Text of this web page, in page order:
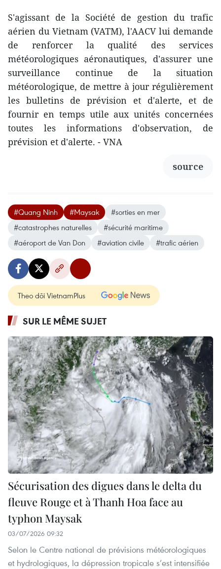
S'agissant de la Société de gestion du trafic
aérien du Vietnam (VATM), l'AACV lui demande
de renforcer la qualité des services
météorologiques aéronautiques, d'assurer une
surveillance continue de la situation
météorologique, de mettre à jour régulièrement
les bulletins de prévision et d'alerte, et de
fournir en temps utile aux unités concernées
toutes les informations d'observation, de
prévision et d'alerte. - VNA
source
#Quang Ninh #Maysak
#sorties en mer
#catastrophes naturelles
#sécurité maritime
#aéroport de Van Don
#aviation civile #trafic aérien
Theo dõi VietnamPlus
SUR LE MÊME SUJET
Sécurisation des digues dans le delta du
fleuve Rouge et à Thanh Hoa face au
typhon Maysak
03/07/2026 09:32
Selon le Centre national de prévisions météorologiques
et hydrologiques, la dépression tropicale s’est intensifiée